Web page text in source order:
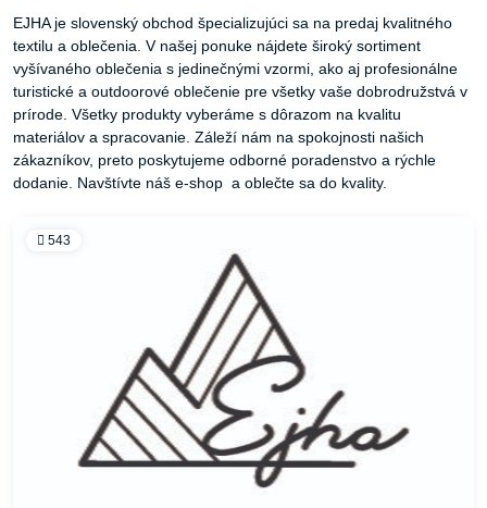
EJHA je slovenský obchod špecializujúci sa na predaj kvalitného
textilu a oblečenia. V našej ponuke nájdete široký sortiment
vyšívaného oblečenia s jedinečnými vzormi, ako aj profesionálne
turistické a outdoorové oblečenie pre všetky vaše dobrodružstvá v
prírode. Všetky produkty vyberáme s dôrazom na kvalitu
materiálov a spracovanie. Záleží nám na spokojnosti našich
zákazníkov, preto poskytujeme odborné poradenstvo a rýchle
dodanie. Navštívte náš e-shop a oblečte sa do kvality.
543